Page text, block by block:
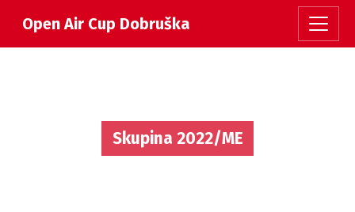
Open Air Cup Dobruška
Skupina 2022/ME